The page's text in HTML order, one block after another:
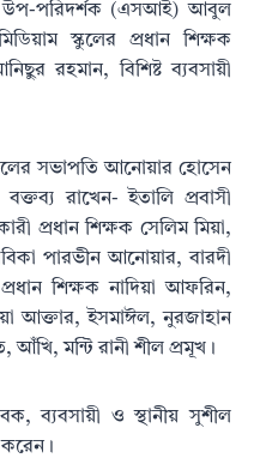
উপ-পরিদর্শক (এসআই) আবুল
স্কুলের প্রধান শিক্ষক
রহমান, বিশিষ্ট ব্যবসায়ী
সভাপতি আনোয়ার হোসেন
রাখেন- ইতালি প্রবাসী
প্রধান শিক্ষক সেলিম মিয়া,
পারভীন আনোয়ার, বারদী
শিক্ষক নাদিয়া আফরিন,
আক্তার, ইসমাঈল, নুরজাহান
আঁখি, মন্টি রানী শীল প্রমূখ।
ব্যবসায়ী ও স্থানীয় সুশীল
করেন।